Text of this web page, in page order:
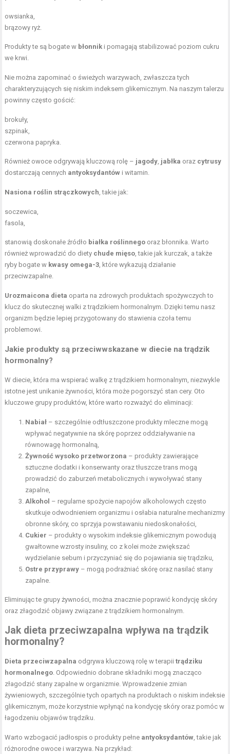
owsianka,
brązowy ryż.
Produkty te są bogate w błonnik i pomagają stabilizować poziom cukru
we krwi.
Nie można zapominać o świeżych warzywach, zwłaszcza tych
charakteryzujących się niskim indeksem glikemicznym. Na naszym talerzu
powinny często gościć:
brokuły,
szpinak,
czerwona papryka.
Również owoce odgrywają kluczową rolę – jagody jabłka oraz cytrusy
dostarczają cennych antyoksydantów i witamin.
Nasiona roślin strączkowych , takie jak:
soczewica,
fasola,
stanowią doskonałe źródło białka roślinnego oraz błonnika. Warto
również wprowadzić do diety chude mięso , takie jak kurczak, a także
ryby bogate w kwasy omega-3 , które wykazują działanie
przeciwzapalne.
Urozmaicona dieta oparta na zdrowych produktach spożywczych to
klucz do skutecznej walki z trądzikiem hormonalnym. Dzięki temu nasz
organizm będzie lepiej przygotowany do stawienia czoła temu
problemowi.
Jakie produkty są przeciwwskazane w diecie na trądzik
hormonalny?
W diecie, która ma wspierać walkę z trądzikiem hormonalnym, niezwykle
istotne jest unikanie żywności, która może pogorszyć stan cery. Oto
kluczowe grupy produktów, które warto rozważyć do eliminacji:
Nabiał – szczególnie odtłuszczone produkty mleczne mogą
wpływać negatywnie na skórę poprzez oddziaływanie na
równowagę hormonalną,
Żywność wysoko przetworzona – produkty zawierające
sztuczne dodatki i konserwanty oraz tłuszcze trans mogą
prowadzić do zaburzeń metabolicznych i wywoływać stany
zapalne,
Alkohol – regularne spożycie napojów alkoholowych często
skutkuje odwodnieniem organizmu i osłabia naturalne mechanizmy
obronne skóry, co sprzyja powstawaniu niedoskonałości,
Cukier – produkty o wysokim indeksie glikemicznym powodują
gwałtowne wzrosty insuliny, co z kolei może zwiększać
wydzielanie sebum i przyczyniać się do pojawiania się trądziku,
Ostre przyprawy – mogą podrażniać skórę oraz nasilać stany
zapalne.
Eliminując te grupy żywności, można znacznie poprawić kondycję skóry
oraz złagodzić objawy związane z trądzikiem hormonalnym.
Jak dieta przeciwzapalna wpływa na trądzik
hormonalny?
Dieta przeciwzapalna odgrywa kluczową rolę w terapiitrądziku
hormonalnego . Odpowiednio dobrane składniki mogą znacząco
złagodzić stany zapalne w organizmie. Wprowadzenie zmian
żywieniowych, szczególnie tych opartych na produktach o niskim indeksie
glikemicznym, może korzystnie wpłynąć na kondycję skóry oraz pomóc w
łagodzeniu objawów trądziku.
Warto wzbogacić jadłospis o produkty pełne antyoksydantów , takie jak
różnorodne owoce i warzywa. Na przykład: